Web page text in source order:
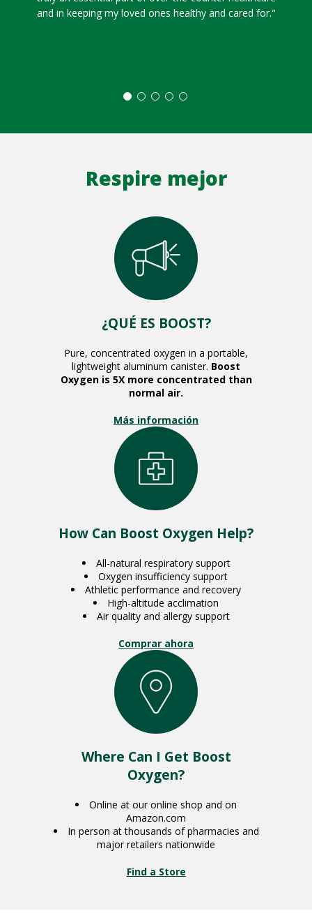
and in keeping my loved ones healthy and cared for."
Respire mejor
¿QUÉ ES BOOST?
Pure, concentrated oxygen in a portable,
lightweight aluminum canister. Boost
Oxygen is 5X more concentrated than
normal air.
Más información
How Can Boost Oxygen Help?
All-natural respiratory support
Oxygen insufficiency support
Athletic performance and recovery
High-altitude acclimation
Air quality and allergy support
Comprar ahora
Where Can I Get Boost
Oxygen?
Online at our online shop and on
Amazon.com
In person at thousands of pharmacies and
major retailers nationwide
Find a Store